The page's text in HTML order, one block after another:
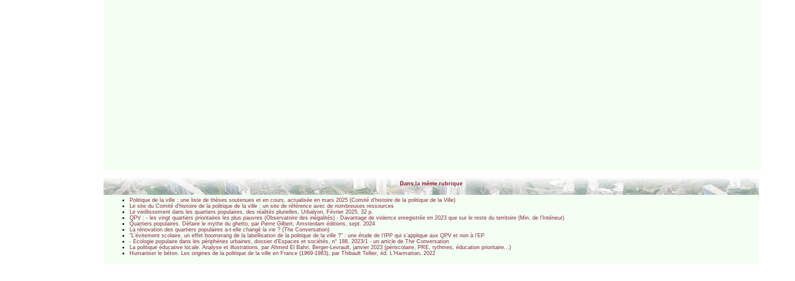
Dans la même rubrique
Politique de la ville : une liste de thèses soutenues et en cours, actualisée en mars 2025 (Comité d’histoire de la politique de la Ville)
Le site du Comité d’histoire de la politique de la ville : un site de référence avec de nombreuses ressources
Le vieillissement dans les quartiers populaires, des réalités plurielles, Urbalyon, Février 2025, 32 p.
QPV : - les vingt quartiers prioritaires les plus pauvres (Observatoire des inégalités) - Davantage de violence enregistrée en 2023 que sur le reste du territoire (Min. de l’Intérieur)
Quartiers populaires. Défaire le mythe du ghetto, par Pierre Gilbert, Amsterdam éditions, sept. 2024
La rénovation des quartiers populaires a-t-elle changé la vie ? (The Conversation)
"L’évitement scolaire, un effet boomerang de la labellisation de la politique de la ville ?" : une étude de l’IPP qui s’applique aux QPV et non à l’EP
- Ecologie populaire dans les périphéries urbaines, dossier d’Espaces et sociétés, n° 188, 2023/1 - un article de The Conversation
La politique éducative locale. Analyse et illustrations, par Ahmed El Bahri, Berger-Levrault, janvier 2023 (périscolaire, PRE, rythmes, éducation prioritaire...)
Humaniser le béton. Les origines de la politique de la ville en France (1969-1983), par Thibault Tellier, éd. L’Harmattan, 2022